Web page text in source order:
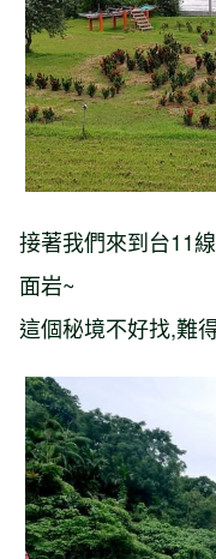
接著我們來到台11
面岩~
這個秘境不好找,難